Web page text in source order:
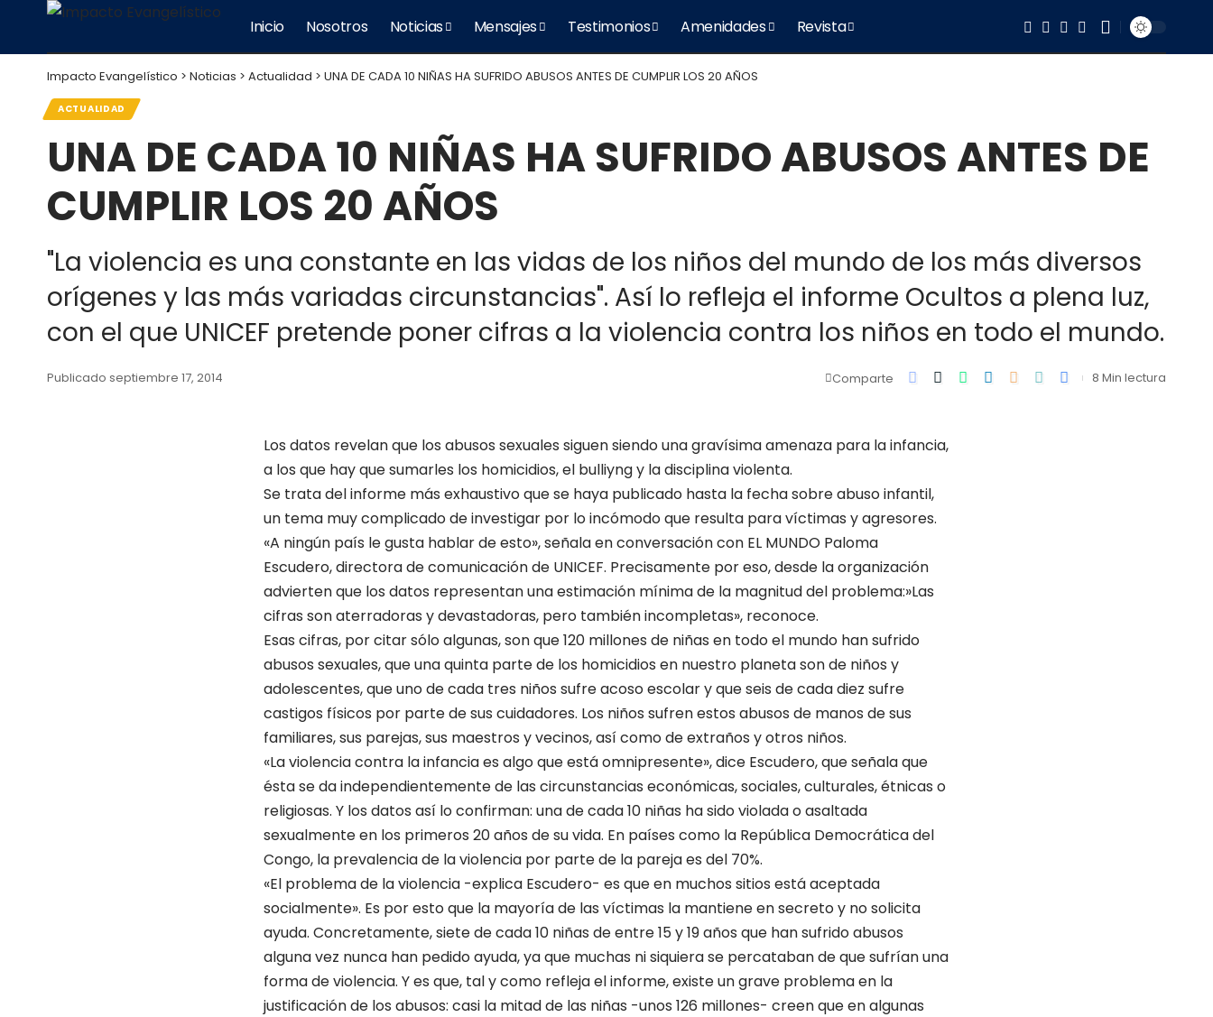
Inicio Nosotros Noticias Mensajes Testimonios Amenidades Revista
Impacto Evangelístico > Noticias > Actualidad > UNA DE CADA 10 NIÑAS HA SUFRIDO ABUSOS ANTES DE CUMPLIR LOS 20 AÑOS
ACTUALIDAD
UNA DE CADA 10 NIÑAS HA SUFRIDO ABUSOS ANTES DE
CUMPLIR LOS 20 AÑOS
"La violencia es una constante en las vidas de los niños del mundo de los más diversos
orígenes y las más variadas circunstancias". Así lo refleja el informe Ocultos a plena luz,
con el que UNICEF pretende poner cifras a la violencia contra los niños en todo el mundo.
Publicado septiembre 17, 2014 Comparte 8 Min lectura
Los datos revelan que los abusos sexuales siguen siendo una gravísima amenaza para la infancia,
a los que hay que sumarles los homicidios, el bulliyng y la disciplina violenta.
Se trata del informe más exhaustivo que se haya publicado hasta la fecha sobre abuso infantil,
un tema muy complicado de investigar por lo incómodo que resulta para víctimas y agresores.
«A ningún país le gusta hablar de esto», señala en conversación con EL MUNDO Paloma
Escudero, directora de comunicación de UNICEF. Precisamente por eso, desde la organización
advierten que los datos representan una estimación mínima de la magnitud del problema:»Las
cifras son aterradoras y devastadoras, pero también incompletas», reconoce.
Esas cifras, por citar sólo algunas, son que 120 millones de niñas en todo el mundo han sufrido
abusos sexuales, que una quinta parte de los homicidios en nuestro planeta son de niños y
adolescentes, que uno de cada tres niños sufre acoso escolar y que seis de cada diez sufre
castigos físicos por parte de sus cuidadores. Los niños sufren estos abusos de manos de sus
familiares, sus parejas, sus maestros y vecinos, así como de extraños y otros niños.
«La violencia contra la infancia es algo que está omnipresente», dice Escudero, que señala que
ésta se da independientemente de las circunstancias económicas, sociales, culturales, étnicas o
religiosas. Y los datos así lo confirman: una de cada 10 niñas ha sido violada o asaltada
sexualmente en los primeros 20 años de su vida. En países como la República Democrática del
Congo, la prevalencia de la violencia por parte de la pareja es del 70%.
«El problema de la violencia -explica Escudero- es que en muchos sitios está aceptada
socialmente». Es por esto que la mayoría de las víctimas la mantiene en secreto y no solicita
ayuda. Concretamente, siete de cada 10 niñas de entre 15 y 19 años que han sufrido abusos
alguna vez nunca han pedido ayuda, ya que muchas ni siquiera se percataban de que sufrían una
forma de violencia. Y es que, tal y como refleja el informe, existe un grave problema en la
justificación de los abusos: casi la mitad de las niñas -unos 126 millones- creen que en algunas